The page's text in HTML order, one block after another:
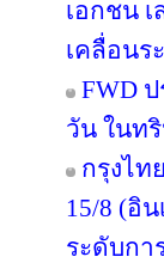
เอกชน เ
เคลื่อนร
FWD
วัน ในทริ
กรุงไท
15/8 (อิ
ระดับกา